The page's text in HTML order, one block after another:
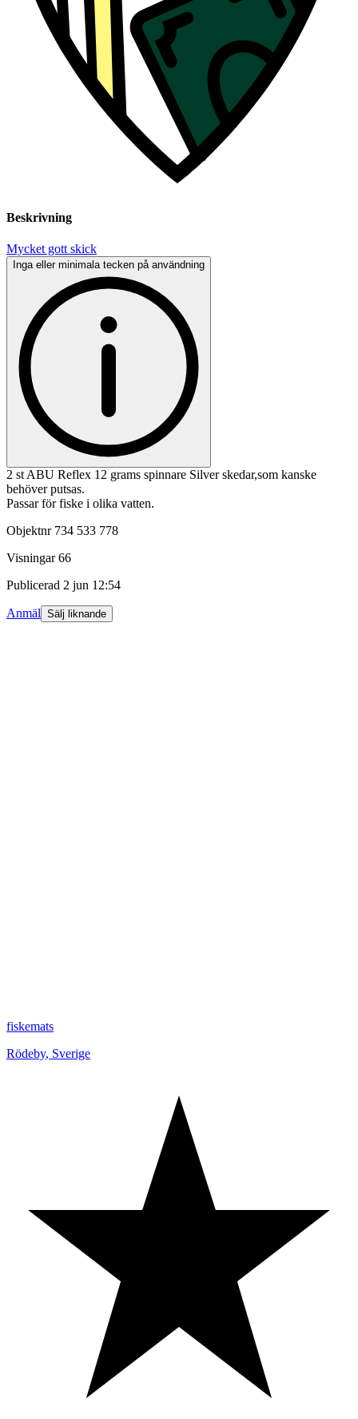
Beskrivning
Mycket gott skick
Inga eller minimala tecken på användning
2 st ABU Reflex 12 grams spinnare Silver skedar,som kanske
behöver putsas.
Passar för fiske i olika vatten.
Objektnr 734 533 778
Visningar 66
Publicerad 2 jun 12:54
Anmäl Sälj liknande
fiskemats
Rödeby, Sverige